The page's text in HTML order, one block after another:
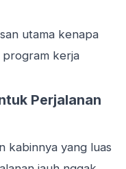
utama kenapa
kerja
Perjalanan
kabinnya yang luas